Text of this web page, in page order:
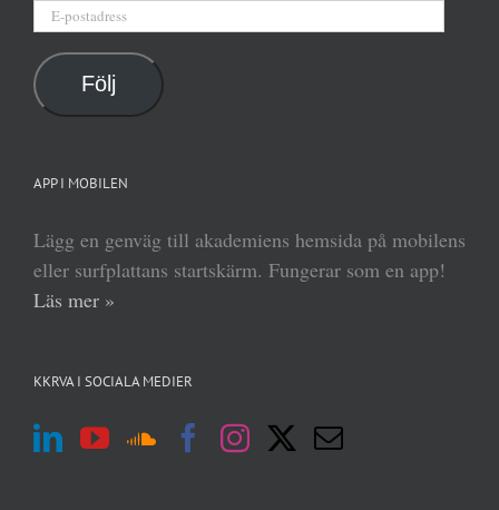
postadress
Följ
APP I MOBILEN
Lägg en genväg till akademiens hemsida på mobilens
eller surfplattans startskärm. Fungerar som en app!
Läs mer »
KKRVA I SOCIALA MEDIER